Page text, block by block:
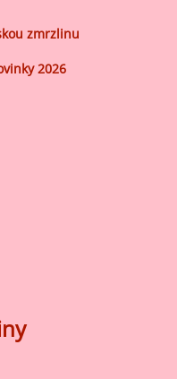
zmrzlinu
2026